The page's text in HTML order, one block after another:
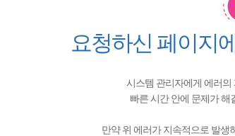
요청하신 페이지
시스템 관리자에게 에러
빠른 시간 안에 문제가 해
만약 위 에러가 지속적으로 발생